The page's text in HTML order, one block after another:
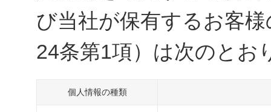
び当社が保有するお客
24条第1項）は次のとお
個人情報の種類